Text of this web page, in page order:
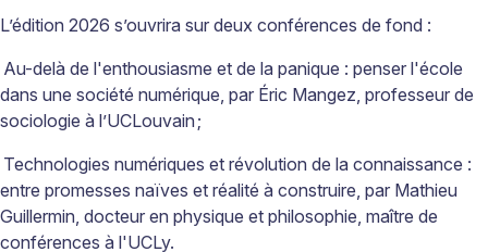
L’édition 2026 s’ouvrira sur deux conférences de fond :
Au-delà de l'enthousiasme et de la panique : penser l'école
dans une société numérique, par Éric Mangez, professeur de
sociologie à ­l’UCLouvain ;
Technologies numériques et révolution de la connaissance :
entre promesses naïves et réalité à construire, par Mathieu
Guillermin, docteur en physique et philosophie, maître de
conférences à l'UCLy.